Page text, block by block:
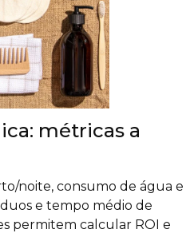
métricas a
noite, consumo de água e
e tempo médio de
permitem calcular ROI e